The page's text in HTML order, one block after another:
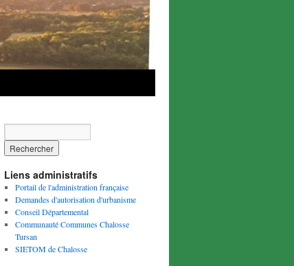
Liens administratifs
Portail de l'administration française
Demandes d'autorisation d'urbanisme
Conseil Départemental
Communauté Communes Chalosse
Tursan
SIETOM de Chalosse